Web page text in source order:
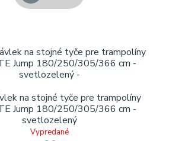
na stojné tyče pre trampolíny
Jump 180/250/305/366 cm -
svetlozelený
Vypredané